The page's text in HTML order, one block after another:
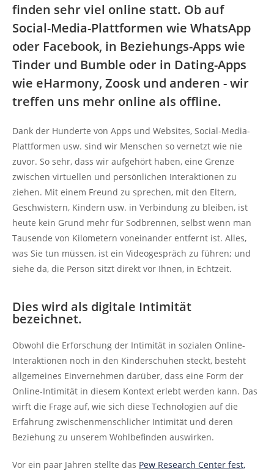
finden sehr viel online statt. Ob auf
Social-Media-Plattformen wie WhatsApp
oder Facebook, in Beziehungs-Apps wie
Tinder und Bumble oder in Dating-Apps
wie eHarmony, Zoosk und anderen - wir
treffen uns mehr online als offline.
Dank der Hunderte von Apps und Websites, Social-Media-
Plattformen usw. sind wir Menschen so vernetzt wie nie
zuvor. So sehr, dass wir aufgehört haben, eine Grenze
zwischen virtuellen und persönlichen Interaktionen zu
ziehen. Mit einem Freund zu sprechen, mit den Eltern,
Geschwistern, Kindern usw. in Verbindung zu bleiben, ist
heute kein Grund mehr für Sodbrennen, selbst wenn man
Tausende von Kilometern voneinander entfernt ist. Alles,
was Sie tun müssen, ist ein Videogespräch zu führen; und
siehe da, die Person sitzt direkt vor Ihnen, in Echtzeit.
Dies wird als digitale Intimität
bezeichnet.
Obwohl die Erforschung der Intimität in sozialen Online-
Interaktionen noch in den Kinderschuhen steckt, besteht
allgemeines Einvernehmen darüber, dass eine Form der
Online-Intimität in diesem Kontext erlebt werden kann. Das
wirft die Frage auf, wie sich diese Technologien auf die
Erfahrung zwischenmenschlicher Intimität und deren
Beziehung zu unserem Wohlbefinden auswirken.
Vor ein paar Jahren stellte das Pew Research Center fest,